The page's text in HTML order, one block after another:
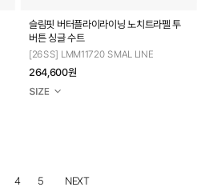
슬림핏 버터플라이라이닝 노치트라펠 투
버튼 싱글 수트
[26SS] LMM11720 SMAL LINE
264,600원
4 5 NEXT